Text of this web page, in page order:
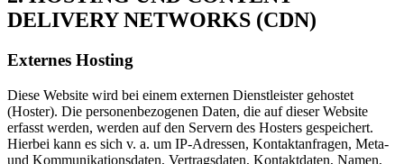
DELIVERY NETWORKS (CDN)
Externes Hosting
Diese Website wird bei einem externen Dienstleister gehostet
(Hoster). Die personenbezogenen Daten, die auf dieser Website
erfasst werden, werden auf den Servern des Hosters gespeichert.
Hierbei kann es sich v. a. um IP-Adressen, Kontaktanfragen, Meta-
und Kommunikationsdaten, Vertragsdaten, Kontaktdaten, Namen,